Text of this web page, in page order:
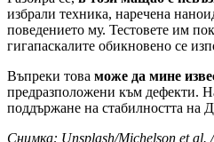
избрали техника, наречена
поведението му. Тестовете им
гигапаскалите обикновено се
Въпреки това може да мине
предразположени към дефекти.
поддържане на стабилността на
Снимка: Unsplash/Michelson et al.